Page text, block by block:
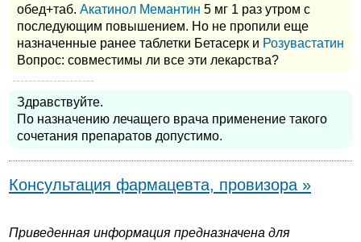
обед+таб. Акатинол Мемантин 5 мг 1 раз утром с
последующим повышением. Но не пропили еще
назначенные ранее таблетки Бетасерк и Розувастатин
Вопрос: совместимы ли все эти лекарства?
Здравствуйте.
По назначению лечащего врача применение такого
сочетания препаратов допустимо.
Консультация фармацевта, провизора »
Приведенная информация предназначена для